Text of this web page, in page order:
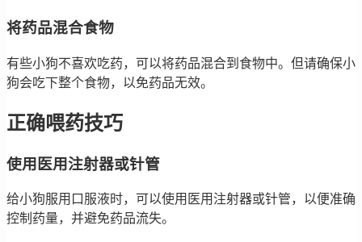
将药品混合食物
有些小狗不喜欢吃药，可以将药品混合到食物中。但请确保小
狗会吃下整个食物，以免药品无效。
正确喂药技巧
使用医用注射器或针管
给小狗服用口服液时，可以使用医用注射器或针管，以便准确
控制药量，并避免药品流失。